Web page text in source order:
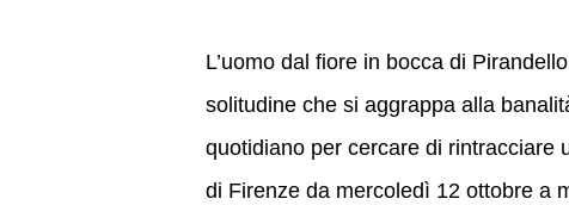
L’uomo dal fiore in bocca di
solitudine che si aggrappa alla
quotidiano per cercare di rintracciare
di Firenze da mercoledì 12 ottobre a